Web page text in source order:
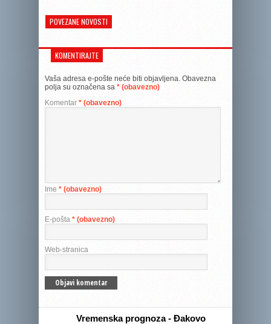
POVEZANE NOVOSTI
KOMENTIRAJTE
Vaša adresa e-pošte neće biti objavljena. Obavezna
polja su označena sa * (obavezno)
Komentar * (obavezno)
Ime * (obavezno)
E-pošta * (obavezno)
Web-stranica
Vremenska prognoza - Đakovo